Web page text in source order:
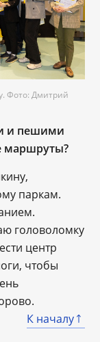
Фото: Дмитрий
и пешими
маршруты?
паркам.
головоломку
центр
чтобы
К началу